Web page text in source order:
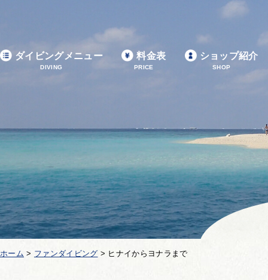
ダイビングメニュー
DIVING
料金表
PRICE
ショップ紹介
SHOP
ホーム > ファンダイビング > ヒナイからヨナラまで